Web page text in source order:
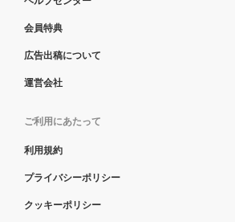
会員特典
広告出稿について
運営会社
ご利用にあたって
利用規約
プライバシーポリシー
クッキーポリシー